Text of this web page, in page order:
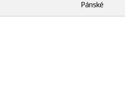
Pánské